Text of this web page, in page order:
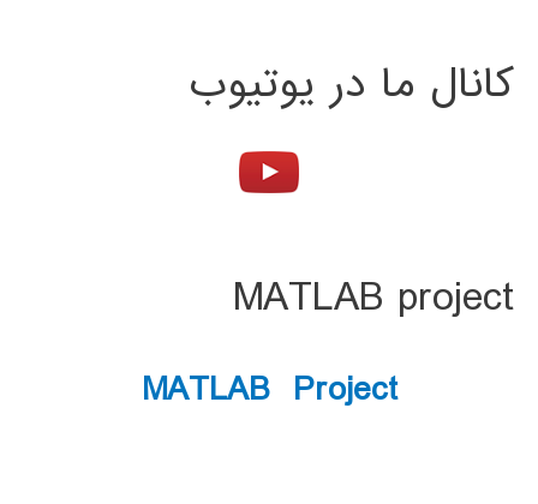
کانال ما در یوتیوب
MATLAB project
MATLAB Project